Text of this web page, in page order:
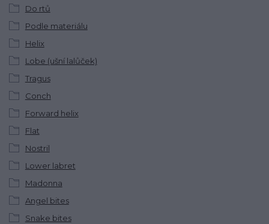
Do rtů
Podle materiálu
Helix
Lobe (ušní lalůček)
Tragus
Conch
Forward helix
Flat
Nostril
Lower labret
Madonna
Angel bites
Snake bites